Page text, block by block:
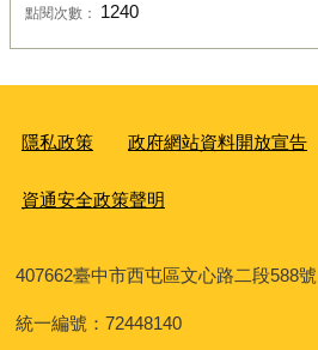
點閱次數： 1240
隱私政策 政府網站資料開放宣告
資通安全政策聲明
407662臺中市西屯區文心路二段588號
統一編號：72448140